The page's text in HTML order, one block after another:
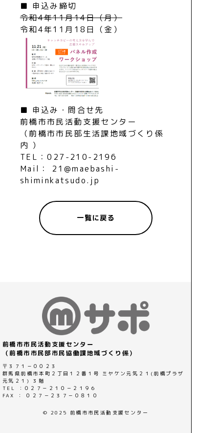
■ 申込み締切
令和4年11月14日（月）
令和4年11月18日（金）
■ 申込み・問合せ先
前橋市市民活動支援センター
（前橋市市民部生活課地域づくり係
内 ）
TEL：027-210-2196
Mail： 21@maebashi-
shiminkatsudo.jp
一覧に戻る
前橋市市民活動支援センター
（前橋市市民部市民協働課地域づくり係）
〒３７１－００２３
群馬県前橋市本町２丁目１２番１号 ミヤケン元気２１(前橋プラザ
元気２１) ３階
TEL ：０２７－２１０－２１９６
FAX ： ０２７－２３７－０８１０
© 2025 前橋市市民活動支援センター